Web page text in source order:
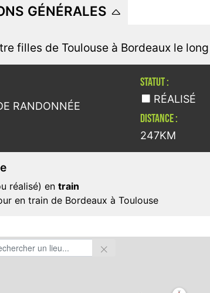
GÉNÉRALES
filles de Toulouse à Bordeaux le
RANDONNÉE
STATUT :
RÉALISÉ
DISTANCE :
247KM
réalisé) en train
en train de Bordeaux à Toulouse